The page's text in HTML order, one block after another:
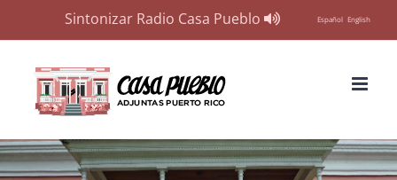
Sintonizar Radio Casa Pueblo Español English
content